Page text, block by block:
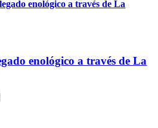
enológico a través de La
enológico a través de La